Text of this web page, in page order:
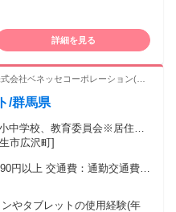
教育現場に関わる仕事がした
落ち着いて仕事に向き合える
詳細を見る
社ベネッセコーポレーション(群
/群馬県
中学校、教育委員会※居住地
た場合は、この求人の市区町
すが、通勤エリアや居住地を
。＞
市広沢町]
円以上 交通費：通勤交通費全
やタブレットの使用経験(年